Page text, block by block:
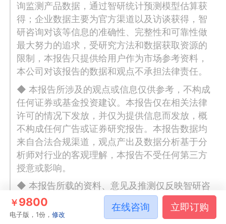
询监测产品数据，通过智研统计预测模型估算获
得；企业数据主要为官方渠道以及访谈获得，智
研咨询对该等信息的准确性、完整性和可靠性做
最大努力的追求，受研究方法和数据获取资源的
限制，本报告只提供给用户作为市场参考资料，
本公司对该报告的数据和观点不承担法律责任。
◆ 本报告所涉及的观点或信息仅供参考，不构成
任何证券或基金投资建议。本报告仅在相关法律
许可的情况下发放，并仅为提供信息而发放，概
不构成任何广告或证券研究报告。本报告数据均
来自合法合规渠道，观点产出及数据分析基于分
析师对行业的客观理解，本报告不受任何第三方
授意或影响。
◆ 本报告所载的资料、意见及推测仅反映智研咨
询于发布本报告当日的判断，过往报告中的描述
不应作为日后的表现依据。在不同时期，智研咨
￥9800
电子版，1份，修改
在线咨询 立即订购